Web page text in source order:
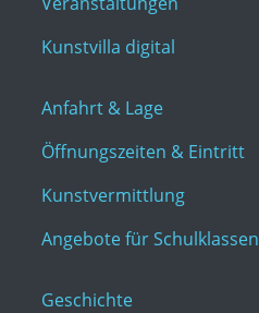
Kunstvilla digital
Anfahrt & Lage
Öffnungszeiten & Eintritt
Kunstvermittlung
Angebote für Schulklassen
Geschichte